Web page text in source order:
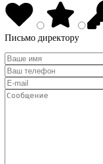
Письмо директору